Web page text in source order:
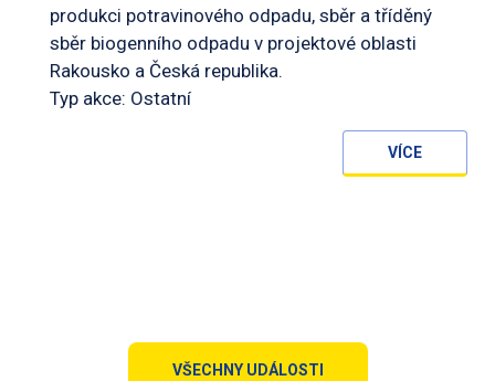
produkci potravinového odpadu, sběr a tříděný
sběr biogenního odpadu v projektové oblasti
Rakousko a Česká republika.
Typ akce: Ostatní
VÍCE
VŠECHNY UDÁLOSTI